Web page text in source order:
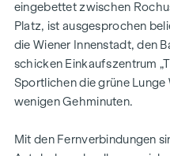
das ruhige, ebenfalls in
Schlafzimmer (ca. 14,8
das Badezimmer mit und
das separates WC mit
Nachstehend finden Sie
eingebettet zwischen
Platz, ist ausgesprochen
die Wiener Innenstadt, den
schicken Einkaufszentrum
Sportlichen die grüne Lunge
wenigen Gehminuten.
Mit den Fernverbindungen